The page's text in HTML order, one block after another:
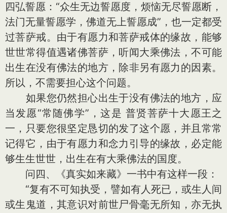
四弘誓愿：“众生无边誓愿度，烦恼无尽誓愿断，
法门无量誓愿学，佛道无上誓愿成”，也一定都受
过菩萨戒。由于有愿力和菩萨戒体的缘故，能够
世世常得值遇诸佛菩萨，听闻大乘佛法，不可能
出生在没有佛法的地方，除非另有愿力的因素。
所以，不需要担心这个问题。
如果您仍然担心出生于没有佛法的地方，应
当发愿“常随佛学”，这是 普贤菩萨十大愿王之
一，只要您很坚定恳切的发了这个愿，并且常常
记得它，由于有愿力和念力引导的缘故，必定能
够生生世世，出生在有大乘佛法的国度。
问四、《真实如来藏》一书中有这样一段：
“复有不可知执受，譬如有人死已，或生人间
或生鬼道，其意识对前世尸骨毫无所知，亦无执